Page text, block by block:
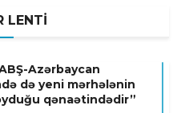
LENTİ
Azərbaycan
də yeni mərhələnin
qənaətindədir”